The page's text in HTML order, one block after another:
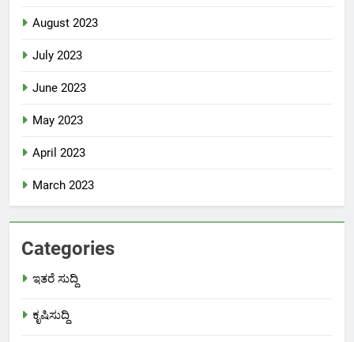
August 2023
July 2023
June 2023
May 2023
April 2023
March 2023
Categories
ಇತರೆ ಸುದ್ದಿ
ಕೃಷಿಸುದ್ದಿ